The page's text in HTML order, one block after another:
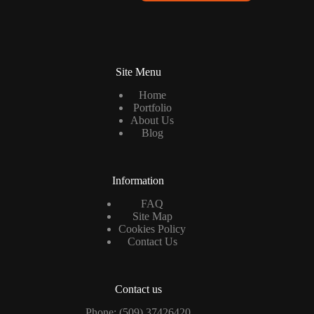
Site Menu
Home
Portfolio
About Us
Blog
Information
FAQ
Site Map
Cookies Policy
Contact Us
Contact us